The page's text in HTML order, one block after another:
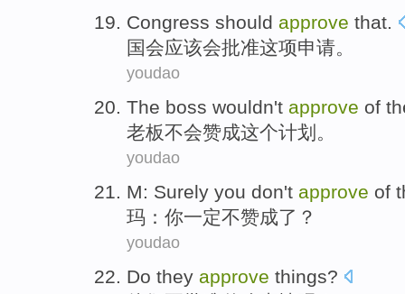
Congress should approve that.
国会应该会批准这项申请。
youdao
The boss wouldn't approve of
老板不会赞成这个计划 。
youdao
M: Surely you don't approve of
玛 ： 你一定不赞成了？
youdao
Do they approve things?